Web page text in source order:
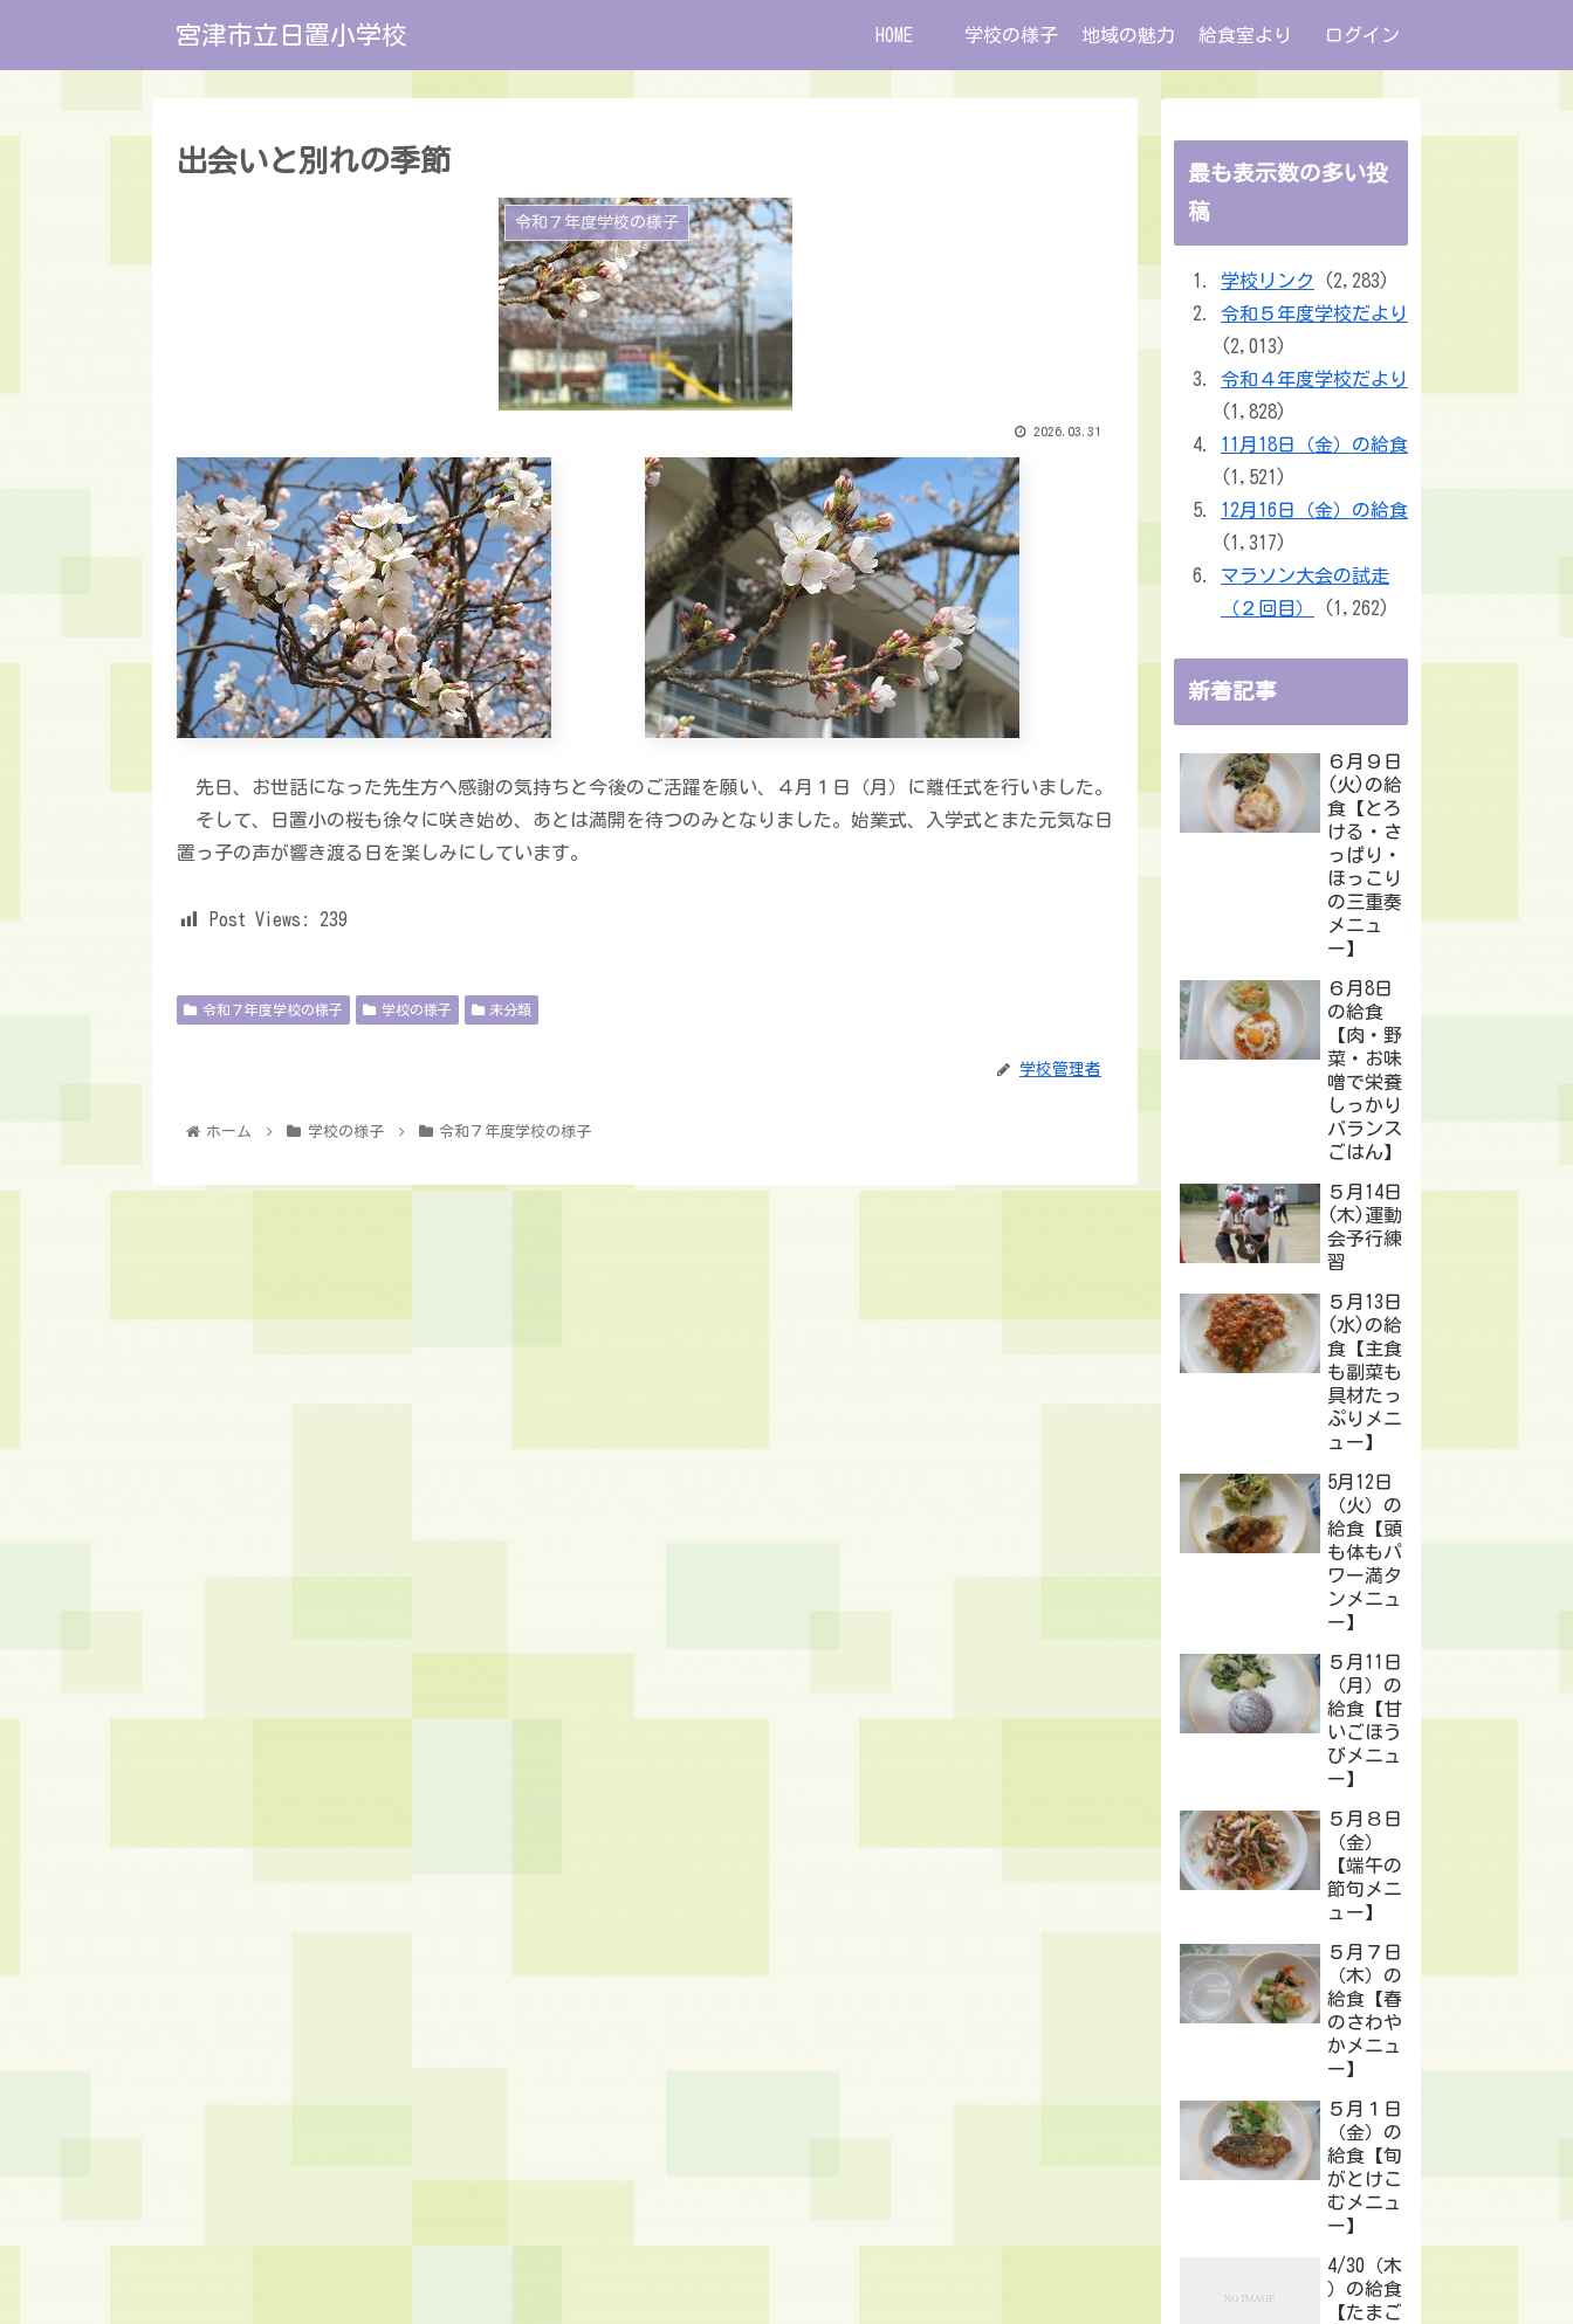
宮津市立日置小学校 HOME 学校の様子 地域の魅力 給食室より ログイン
出会いと別れの季節
令和７年度学校の様子
2026.03.31
先日、お世話になった先生方へ感謝の気持ちと今後のご活躍を願い、４月１日（月）に離任式を行いました。
そして、日置小の桜も徐々に咲き始め、あとは満開を待つのみとなりました。始業式、入学式とまた元気な日
置っ子の声が響き渡る日を楽しみにしています。
Post Views: 239
令和７年度学校の様子 学校の様子 未分類
学校管理者
ホーム 学校の様子 令和７年度学校の様子
最も表示数の多い投
稿
学校リンク
(2,283)
令和５年度学校だより
(2,013)
令和４年度学校だより
(1,828)
11月18日（金）の給食
(1,521)
12月16日（金）の給食
(1,317)
マラソン大会の試走
（２回目）
(1,262)
新着記事
６月９日
(火)の給
食【とろ
ける・さ
っぱり・
ほっこり
の三重奏
メニュ
ー】
６月8日
の給食
【肉・野
菜・お味
噌で栄養
しっかり
バランス
ごはん】
５月14日
(木)運動
会予行練
習
５月13日
(水)の給
食【主食
も副菜も
具材たっ
ぷりメニ
ュー】
5月12日
（火）の
給食【頭
も体もパ
ワー満タ
ンメニュ
ー】
５月11日
（月）の
給食【甘
いごほう
びメニュ
ー】
５月８日
（金）
【端午の
節句メニ
ュー】
５月７日
（木）の
給食【春
のさわや
かメニュ
ー】
５月１日
（金）の
給食【旬
がとけこ
むメニュ
ー】
4/30（木
）の給食
【たまご